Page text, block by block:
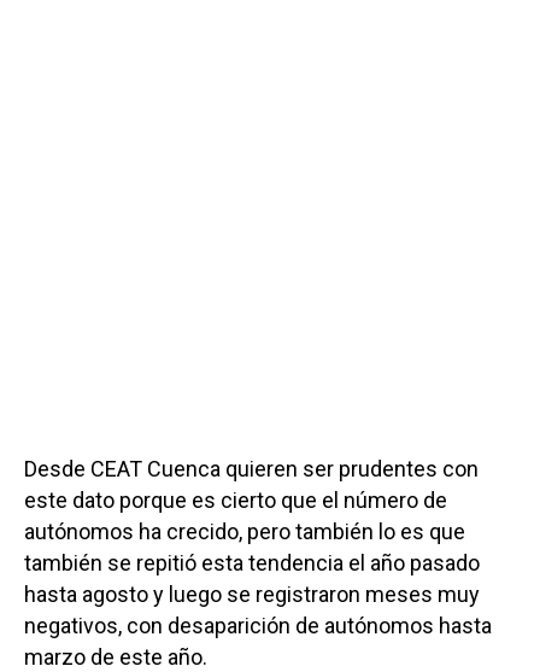
Desde CEAT Cuenca quieren ser prudentes con
este dato porque es cierto que el número de
autónomos ha crecido, pero también lo es que
también se repitió esta tendencia el año pasado
hasta agosto y luego se registraron meses muy
negativos, con desaparición de autónomos hasta
marzo de este año.